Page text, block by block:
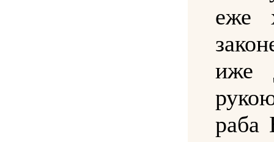
еже
иже
раба